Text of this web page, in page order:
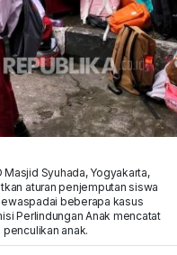
Syuhada, Yogyakarta,
aturan penjemputan siswa
beberapa kasus
Perlindungan Anak mencatat
anak.